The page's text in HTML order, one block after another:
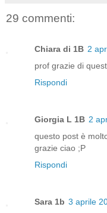
29 commenti:
Chiara di 1B 2
prof grazie di
Rispondi
Giorgia L 1B 2
questo post è
grazie ciao ;P
Rispondi
Sara 1b 3 aprile